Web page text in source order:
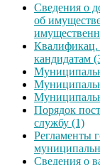
Сведения о
об
Квалификац.
кандидатам
Порядок
службу (1)
Регламенты
Сведения о